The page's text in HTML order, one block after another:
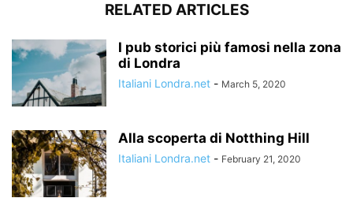
RELATED ARTICLES
I pub storici più famosi nella zona
di Londra
Italiani Londra.net - March 5, 2020
Alla scoperta di Notthing Hill
Italiani Londra.net - February 21, 2020